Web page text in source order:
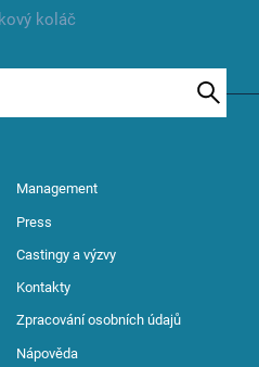
koláč
Management
Press
Castingy a výzvy
Kontakty
Zpracování osobních údajů
Nápověda